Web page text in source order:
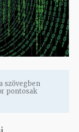
szövegben
pontosak